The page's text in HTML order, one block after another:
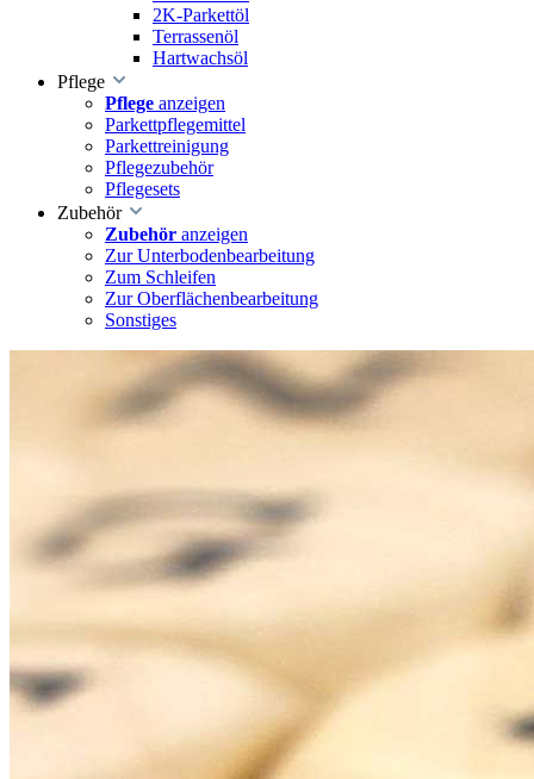
2K-Parkettöl
Terrassenöl
Hartwachsöl
Pflege
Pflege anzeigen
Parkettpflegemittel
Parkettreinigung
Pflegezubehör
Pflegesets
Zubehör
Zubehör anzeigen
Zur Unterbodenbearbeitung
Zum Schleifen
Zur Oberflächenbearbeitung
Sonstiges